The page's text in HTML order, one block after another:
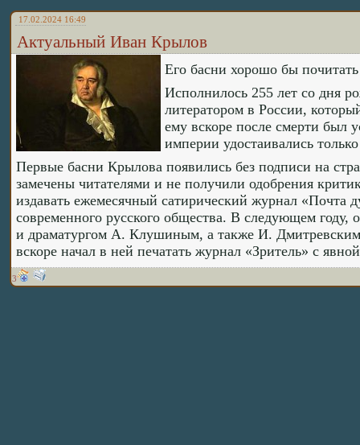
17.02.2024 16:49
Актуальный Иван Крылов
Его басни хорошо бы
Исполнилось 255 лет со дня
литератором в России,
ему вскоре после смерти был
империи удостаивались
Первые басни Крылова появились без подписи на
замечены читателями и не получили одобрения
издавать ежемесячный сатирический журнал «Почта
современного русского общества. В следующем
и драматургом А. Клушиным, а также И.
вскоре начал в ней печатать журнал «Зритель» с
3